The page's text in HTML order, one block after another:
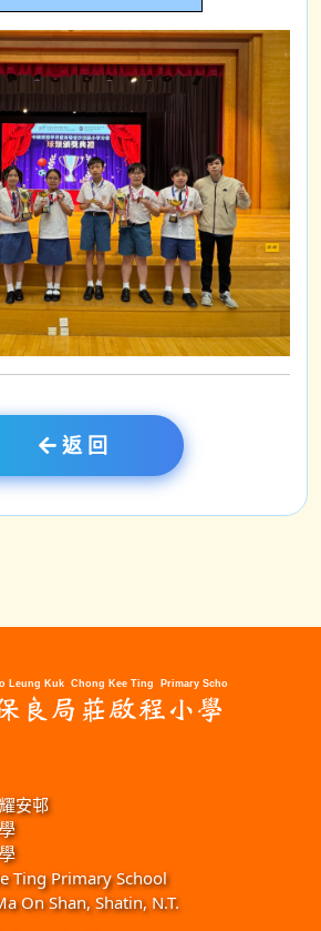
返 回
安邨
Ting Primary School
On Shan, Shatin, N.T.